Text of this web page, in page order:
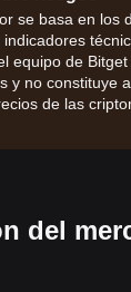
se basa en los
equipo de
y no constituye
de las
decisiones de
del